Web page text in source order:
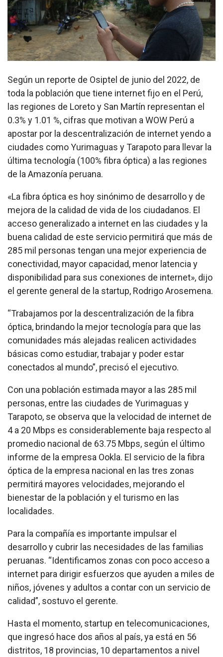
Según un reporte de Osiptel de junio del 2022, de
toda la población que tiene internet fijo en el Perú,
las regiones de Loreto y San Martín representan el
0.3% y 1.01 %, cifras que motivan a WOW Perú a
apostar por la descentralización de internet yendo a
ciudades como Yurimaguas y Tarapoto para llevar la
última tecnología (100% fibra óptica) a las regiones
de la Amazonía peruana.
«La fibra óptica es hoy sinónimo de desarrollo y de
mejora de la calidad de vida de los ciudadanos. El
acceso generalizado a internet en las ciudades y la
buena calidad de este servicio permitirá que más de
285 mil personas tengan una mejor experiencia de
conectividad, mayor capacidad, menor latencia y
disponibilidad para sus conexiones de internet», dijo
el gerente general de la startup, Rodrigo Arosemena.
“Trabajamos por la descentralización de la fibra
óptica, brindando la mejor tecnología para que las
comunidades más alejadas realicen actividades
básicas como estudiar, trabajar y poder estar
conectados al mundo”, precisó el ejecutivo.
Con una población estimada mayor a las 285 mil
personas, entre las ciudades de Yurimaguas y
Tarapoto, se observa que la velocidad de internet de
4 a 20 Mbps es considerablemente baja respecto al
promedio nacional de 63.75 Mbps, según el último
informe de la empresa Ookla. El servicio de la fibra
óptica de la empresa nacional en las tres zonas
permitirá mayores velocidades, mejorando el
bienestar de la población y el turismo en las
localidades.
Para la compañía es importante impulsar el
desarrollo y cubrir las necesidades de las familias
peruanas. “Identificamos zonas con poco acceso a
internet para dirigir esfuerzos que ayuden a miles de
niños, jóvenes y adultos a contar con un servicio de
calidad”, sostuvo el gerente.
Hasta el momento, startup en telecomunicaciones,
que ingresó hace dos años al país, ya está en 56
distritos, 18 provincias, 10 departamentos a nivel